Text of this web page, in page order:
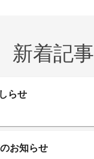
新着記事
らせ
お知らせ